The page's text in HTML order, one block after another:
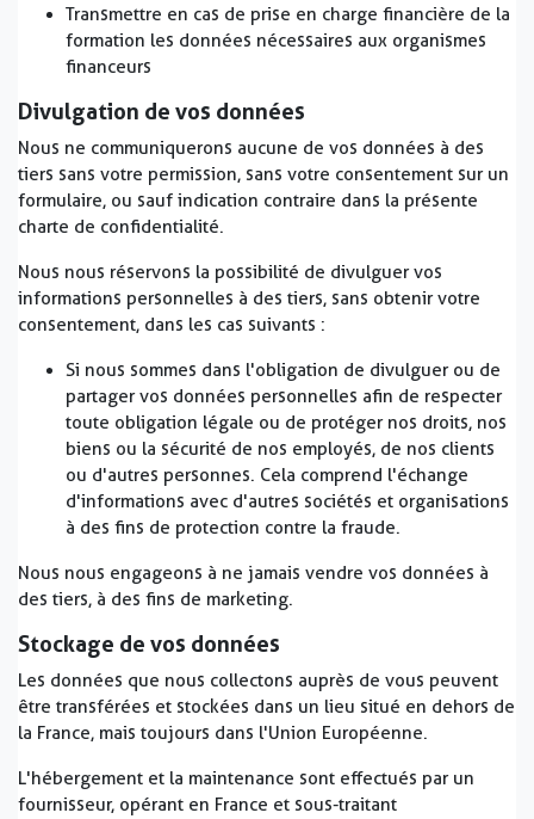
Transmettre en cas de prise en charge financière de la
formation les données nécessaires aux organismes
financeurs
Divulgation de vos données
Nous ne communiquerons aucune de vos données à des
tiers sans votre permission, sans votre consentement sur un
formulaire, ou sauf indication contraire dans la présente
charte de confidentialité.
Nous nous réservons la possibilité de divulguer vos
informations personnelles à des tiers, sans obtenir votre
consentement, dans les cas suivants :
Si nous sommes dans l'obligation de divulguer ou de
partager vos données personnelles afin de respecter
toute obligation légale ou de protéger nos droits, nos
biens ou la sécurité de nos employés, de nos clients
ou d'autres personnes. Cela comprend l'échange
d'informations avec d'autres sociétés et organisations
à des fins de protection contre la fraude.
Nous nous engageons à ne jamais vendre vos données à
des tiers, à des fins de marketing.
Stockage de vos données
Les données que nous collectons auprès de vous peuvent
être transférées et stockées dans un lieu situé en dehors de
la France, mais toujours dans l'Union Européenne.
L'hébergement et la maintenance sont effectués par un
fournisseur, opérant en France et sous-traitant